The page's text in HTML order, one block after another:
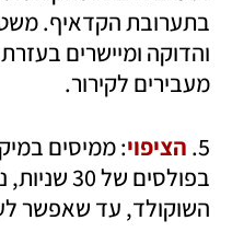
מעבירים לקירור.
5. הציפוי
השוקולד, עד שאפשר